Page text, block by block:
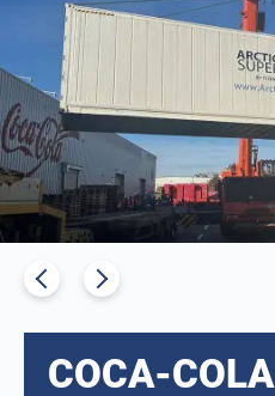
COCA-COLA